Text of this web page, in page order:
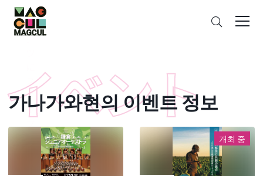
ン
テ
ン
ス
キ
ッ
プ
가나가와현의 이벤트 정보
개최 중